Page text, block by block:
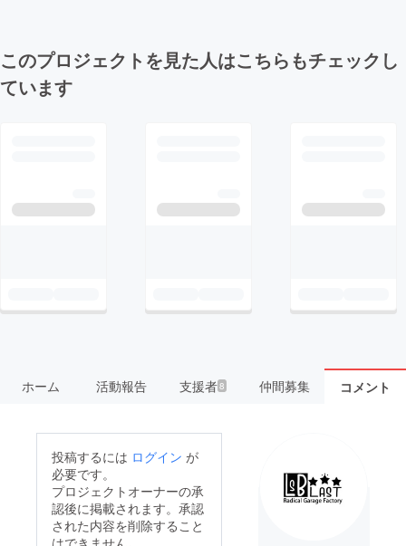
このプロジェクトを見た人はこちらもチェックし
ています
ホーム 活動報告 支援者8 仲間募集 コメント
投稿するには ログイン が
必要です。
プロジェクトオーナーの承
認後に掲載されます。承認
された内容を削除すること
はできません。